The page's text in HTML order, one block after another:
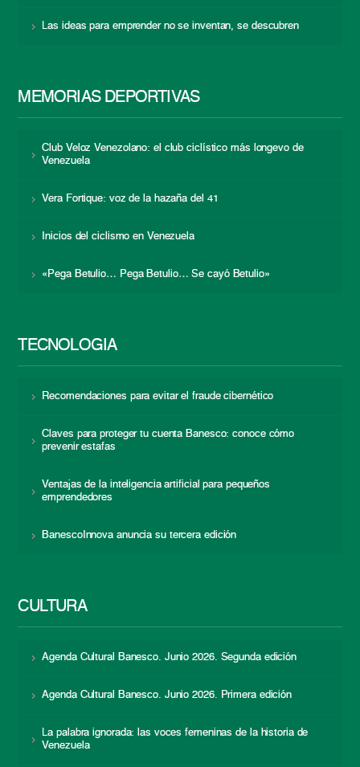
Las ideas para emprender no se inventan, se descubren
MEMORIAS DEPORTIVAS
Club Veloz Venezolano: el club ciclístico más longevo de
Venezuela
Vera Fortique: voz de la hazaña del 41
Inicios del ciclismo en Venezuela
«Pega Betulio… Pega Betulio… Se cayó Betulio»
TECNOLOGÍA
Recomendaciones para evitar el fraude cibernético
Claves para proteger tu cuenta Banesco: conoce cómo
prevenir estafas
Ventajas de la inteligencia artificial para pequeños
emprendedores
BanescoInnova anuncia su tercera edición
CULTURA
Agenda Cultural Banesco. Junio 2026. Segunda edición
Agenda Cultural Banesco. Junio 2026. Primera edición
La palabra ignorada: las voces femeninas de la historia de
Venezuela